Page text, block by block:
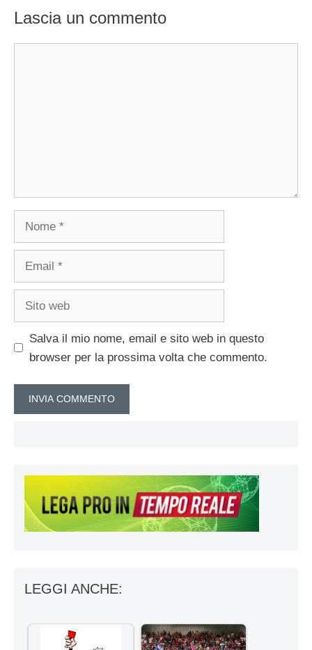
Lascia un commento
Nome
Email
Sito
Salva il mio nome, email e sito web in questo
browser per la prossima volta che commento.
LEGGI ANCHE: